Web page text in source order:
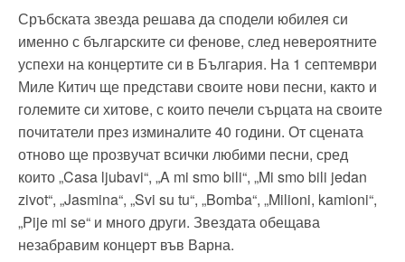
Сръбската звезда решава да сподели юбилея си
именно с българските си фенове, след невероятните
успехи на концертите си в България. На 1 септември
Миле Китич ще представи своите нови песни, както и
големите си хитове, с които печели сърцата на своите
почитатели през изминалите 40 години. От сцената
отново ще прозвучат всички любими песни, сред
които „Casa ljubavi“, „A mi smo bili“, „Mi smo bili jedan
zivot“, „Jasmina“, „Svi su tu“, „Bomba“, „Milioni, kamioni“,
„Pije mi se“ и много други. Звездата обещава
незабравим концерт във Варна.